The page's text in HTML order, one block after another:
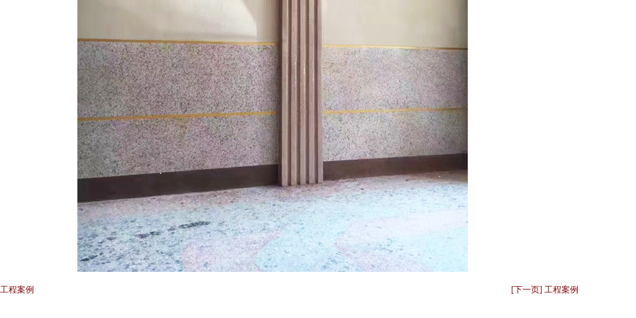
程案例 [下一页] 工程案例